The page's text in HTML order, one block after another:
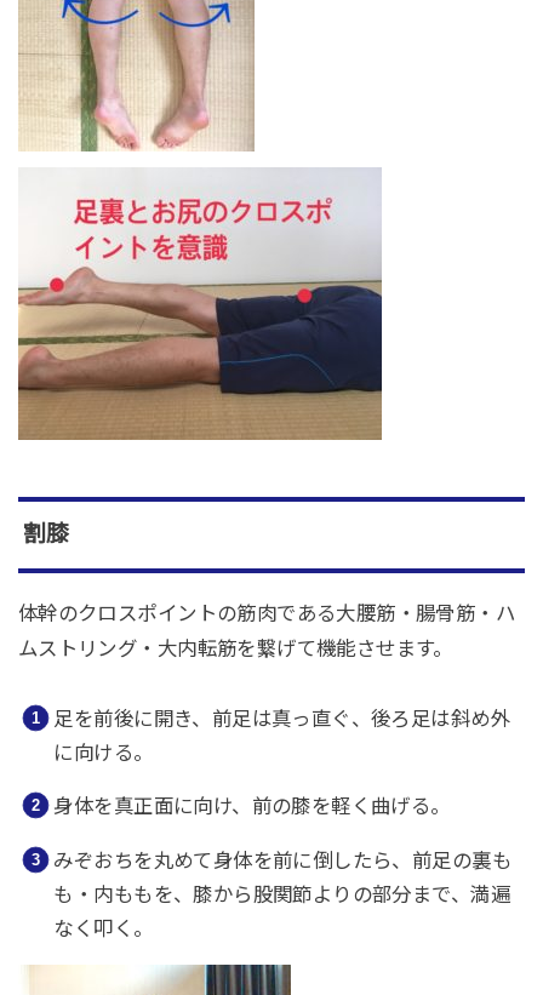
割膝
体幹のクロスポイントの筋肉である大腰筋・腸骨筋・ハ
ムストリング・大内転筋を繋げて機能させます。
足を前後に開き、前足は真っ直ぐ、後ろ足は斜め外
に向ける。
身体を真正面に向け、前の膝を軽く曲げる。
みぞおちを丸めて身体を前に倒したら、前足の裏も
も・内ももを、膝から股関節よりの部分まで、満遍
なく叩く。